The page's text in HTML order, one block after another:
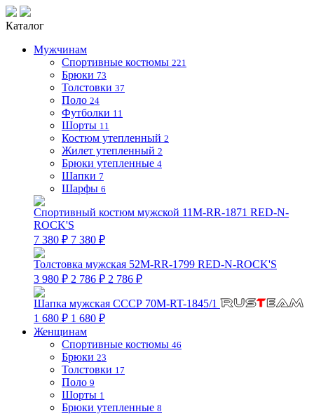
Каталог
Мужчинам
Спортивные костюмы 221
Брюки 73
Толстовки 37
Поло 24
Футболки 11
Шорты 11
Костюм утепленный 2
Жилет утепленный 2
Брюки утепленные 4
Шапки 7
Шарфы 6
Спортивный костюм мужской 11M-RR-1871 RED-N-
ROCK'S
7 380 ₽ 7 380 ₽
Толстовка мужская 52M-RR-1799 RED-N-ROCK'S
3 980 ₽ 2 786 ₽ 2 786 ₽
Шапка мужская СССР 70M-RT-1845/1
1 680 ₽ 1 680 ₽
Женщинам
Спортивные костюмы 46
Брюки 23
Толстовки 17
Поло 9
Шорты 1
Брюки утепленные 8